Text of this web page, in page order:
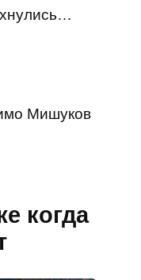
Мишуков
когда